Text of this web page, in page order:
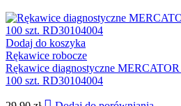
Dodaj do koszyka
Rękawice robocze
Rękawice diagnostyczne
100 szt. RD30104004